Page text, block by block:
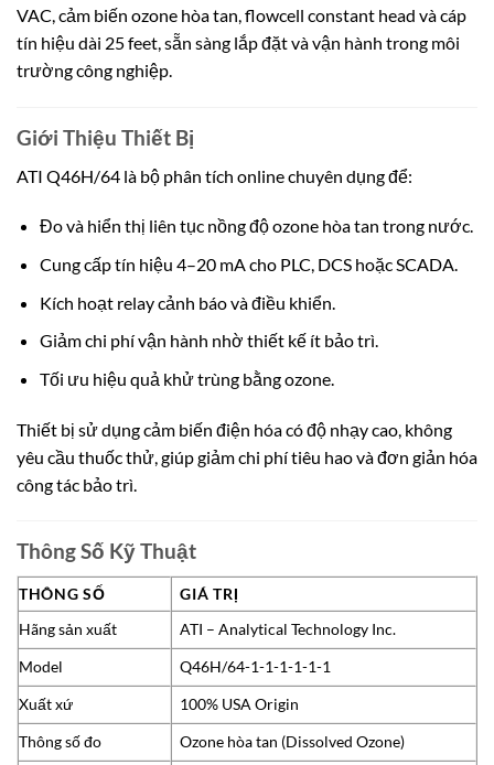
VAC, cảm biến ozone hòa tan, flowcell constant head và cáp
tín hiệu dài 25 feet, sẵn sàng lắp đặt và vận hành trong môi
trường công nghiệp.
Giới Thiệu Thiết Bị
ATI Q46H/64 là bộ phân tích online chuyên dụng để:
Đo và hiển thị liên tục nồng độ ozone hòa tan trong nước.
Cung cấp tín hiệu 4–20 mA cho PLC, DCS hoặc SCADA.
Kích hoạt relay cảnh báo và điều khiển.
Giảm chi phí vận hành nhờ thiết kế ít bảo trì.
Tối ưu hiệu quả khử trùng bằng ozone.
Thiết bị sử dụng cảm biến điện hóa có độ nhạy cao, không
yêu cầu thuốc thử, giúp giảm chi phí tiêu hao và đơn giản hóa
công tác bảo trì.
Thông Số Kỹ Thuật
THÔNG SỐ
GIÁ TRỊ
Hãng sản xuất
ATI – Analytical Technology Inc.
Model
Q46H/64-1-1-1-1-1-1
Xuất xứ
100% USA Origin
Thông số đo
Ozone hòa tan (Dissolved Ozone)